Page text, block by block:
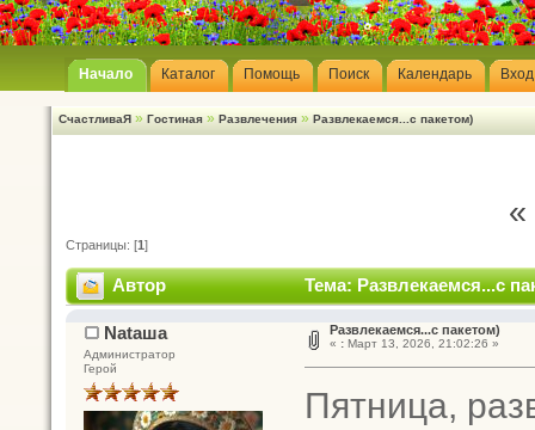
Начало Каталог Помощь Поиск Календарь Вход
СчастливаЯ » Гостиная » Развлечения » Развлекаемся...с пакетом)
Страницы: [1]
Автор Тема: Развлекаемся...с
Nataшa
Администратор
Герой
Развлекаемся...с пакетом)
« :Март 13, 2026, 21:02:26 »
Пятница,